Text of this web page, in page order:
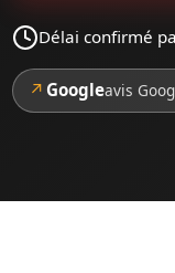
Délai confirmé
↗ Googleavis